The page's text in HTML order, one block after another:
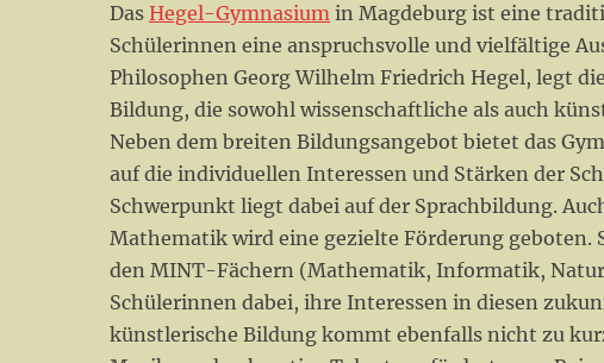
Das Hegel-Gymnasium in Magdeburg ist eine
Schülerinnen eine anspruchsvolle und vielfältige
Philosophen Georg Wilhelm Friedrich Hegel, legt
Bildung, die sowohl wissenschaftliche als auch
Neben dem breiten Bildungsangebot bietet das
auf die individuellen Interessen und Stärken der
Schwerpunkt liegt dabei auf der Sprachbildung.
Mathematik wird eine gezielte Förderung geboten.
den MINT-Fächern (Mathematik, Informatik,
Schülerinnen dabei, ihre Interessen in diesen
künstlerische Bildung kommt ebenfalls nicht zu